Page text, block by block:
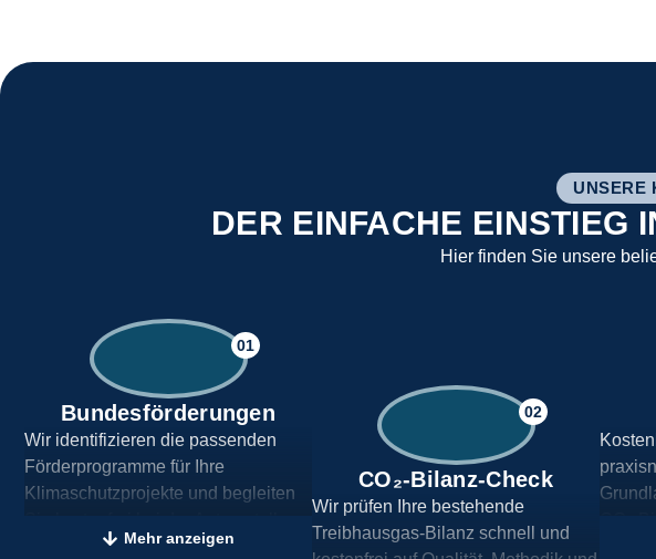
UNSERE
DER EINFACHE EINSTIEG
Hier finden Sie unsere
01
Bundesförderungen
Wir identifizieren die passenden
Förderprogramme für Ihre
Klimaschutzprojekte und begleiten
Mehr anzeigen
02
CO₂-Bilanz-Check
Wir prüfen Ihre bestehende
Treibhausgas-Bilanz schnell und